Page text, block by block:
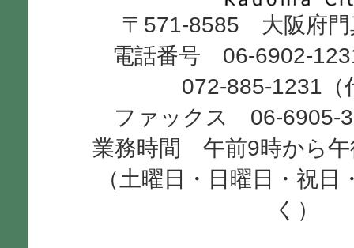
City
〒571-8585 大阪府門
電話番号 06-6902-
072-885-1231（
ファックス 06-6905-
業務時間 午前9時から午
（土曜日・日曜日・祝日
く）